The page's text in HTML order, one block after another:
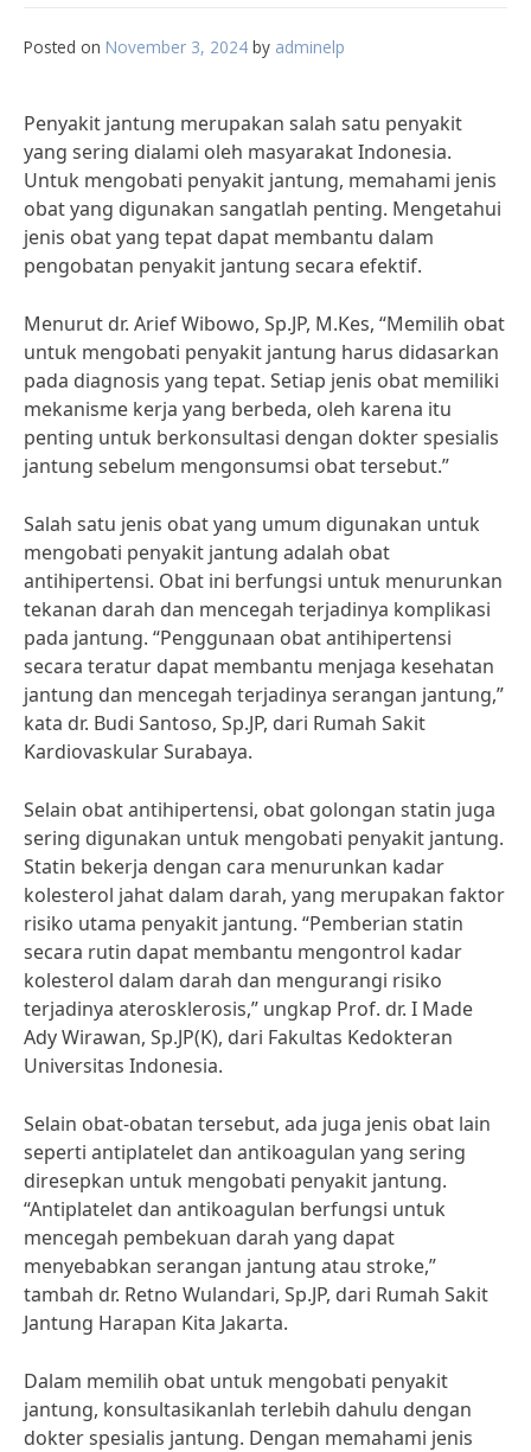
Posted on November 3, 2024 by adminelp
Penyakit jantung merupakan salah satu penyakit
yang sering dialami oleh masyarakat Indonesia.
Untuk mengobati penyakit jantung, memahami jenis
obat yang digunakan sangatlah penting. Mengetahui
jenis obat yang tepat dapat membantu dalam
pengobatan penyakit jantung secara efektif.
Menurut dr. Arief Wibowo, Sp.JP, M.Kes, “Memilih obat
untuk mengobati penyakit jantung harus didasarkan
pada diagnosis yang tepat. Setiap jenis obat memiliki
mekanisme kerja yang berbeda, oleh karena itu
penting untuk berkonsultasi dengan dokter spesialis
jantung sebelum mengonsumsi obat tersebut.”
Salah satu jenis obat yang umum digunakan untuk
mengobati penyakit jantung adalah obat
antihipertensi. Obat ini berfungsi untuk menurunkan
tekanan darah dan mencegah terjadinya komplikasi
pada jantung. “Penggunaan obat antihipertensi
secara teratur dapat membantu menjaga kesehatan
jantung dan mencegah terjadinya serangan jantung,”
kata dr. Budi Santoso, Sp.JP, dari Rumah Sakit
Kardiovaskular Surabaya.
Selain obat antihipertensi, obat golongan statin juga
sering digunakan untuk mengobati penyakit jantung.
Statin bekerja dengan cara menurunkan kadar
kolesterol jahat dalam darah, yang merupakan faktor
risiko utama penyakit jantung. “Pemberian statin
secara rutin dapat membantu mengontrol kadar
kolesterol dalam darah dan mengurangi risiko
terjadinya aterosklerosis,” ungkap Prof. dr. I Made
Ady Wirawan, Sp.JP(K), dari Fakultas Kedokteran
Universitas Indonesia.
Selain obat-obatan tersebut, ada juga jenis obat lain
seperti antiplatelet dan antikoagulan yang sering
diresepkan untuk mengobati penyakit jantung.
“Antiplatelet dan antikoagulan berfungsi untuk
mencegah pembekuan darah yang dapat
menyebabkan serangan jantung atau stroke,”
tambah dr. Retno Wulandari, Sp.JP, dari Rumah Sakit
Jantung Harapan Kita Jakarta.
Dalam memilih obat untuk mengobati penyakit
jantung, konsultasikanlah terlebih dahulu dengan
dokter spesialis jantung. Dengan memahami jenis